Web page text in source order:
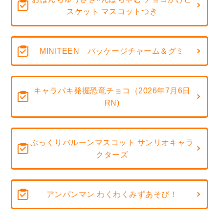
スケット マスコットつき
MINITEEN パッケージチャーム＆グミ
キャラパキ発掘恐竜チョコ（2026年7月6日
RN)
ぷっくりバルーンマスコット サンリオキャラ
クターズ
アンパンマン わくわくみずあそび！